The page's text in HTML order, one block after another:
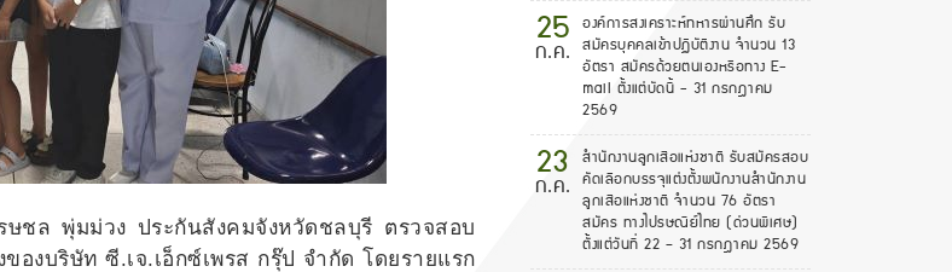
ษชล พุ่มม่วง ประกันสังคมจังหวัดชลบุรี ตรวจสอบ
องบริษัท ซี.เจ.เอ็กซ์เพรส กรุ๊ป จำกัด โดยรายแรก
25
ก.ค.
องค์การสงเคราะห์ทหารผ่านศึก รับ
สมัครบุคคลเข้าปฏิบัติงาน จำนวน 13
อัตรา สมัครด้วยตนเองหรือทาง E-
mail ตั้งแต่บัดนี้ - 31 กรกฎาคม
2569
23
ก.ค.
สํานักงานลูกเสือแห่งชาติ รับสมัครสอบ
คัดเลือกบรรจุแต่งตั้งพนักงานสํานักงาน
ลูกเสือแห่งชาติ จำนวน 76 อัตรา
สมัคร ทางไปรษณีย์ไทย (ด่วนพิเศษ)
ตั้งแต่วันที่ 22 – 31 กรกฎาคม 2569